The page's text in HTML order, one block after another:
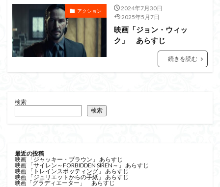
アクション
2024年7月30日
2025年5月7日
映画「ジョン・ウィッ
ク」 あらすじ
続きを読む
検索
検索
最近の投稿
映画 「ジャッキー・ブラウン」 あらすじ
映画 「サイレン～FORBIDDEN SIREN～」 あらすじ
映画 「トレインスポッティング」 あらすじ
映画 「ジュリエットからの手紙」 あらすじ
映画「グラディエーター」 あらすじ